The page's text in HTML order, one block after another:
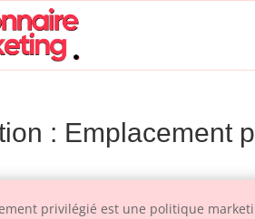
: Emplacement
privilégié est une politique